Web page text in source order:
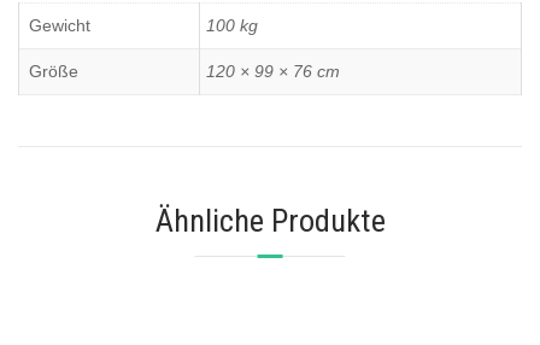
Gewicht 100 kg
Größe 120 × 99 × 76 cm
Ähnliche Produkte